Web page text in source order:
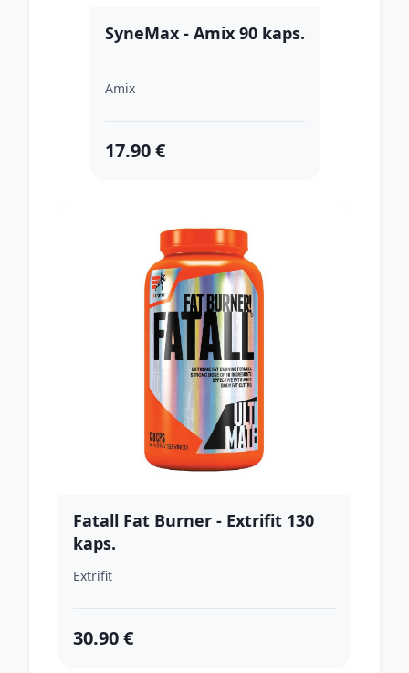
SyneMax - Amix 90 kaps.
Amix
17.90 €
Fatall Fat Burner - Extrifit 130
kaps.
Extrifit
30.90 €